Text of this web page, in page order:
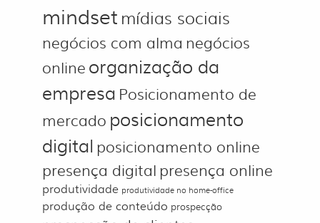
mindset mídias sociais
negócios com alma negócios
onlineorganização da
empresa Posicionamento de
mercado posicionamento
digital posicionamento online
presença digitalpresença online
produtividade produtividade no home-office
produção de conteúdo prospecção